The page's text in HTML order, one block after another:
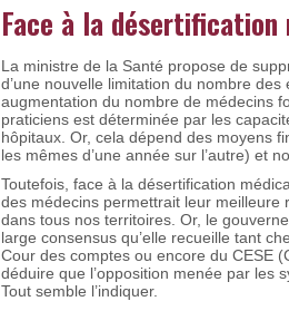
Face à la désertification
La ministre de la Santé propose de
d’une nouvelle limitation du nombre
augmentation du nombre de médecins
praticiens est déterminée par les
hôpitaux. Or, cela dépend des moyens
les mêmes d’une année sur l’autre) et
Toutefois, face à la désertification
des médecins permettrait leur
dans tous nos territoires. Or, le
large consensus qu’elle recueille tant
Cour des comptes ou encore du CESE
déduire que l’opposition menée par les
Tout semble l’indiquer.